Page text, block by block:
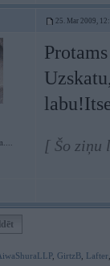
25. Mar 2009,
[ Šo ziņu
, GirtzB Lafter